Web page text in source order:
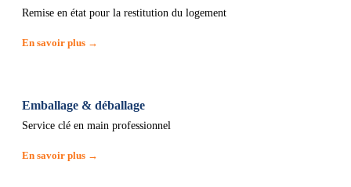
Remise en état pour la restitution du logement
En savoir plus →
Emballage & déballage
Service clé en main professionnel
En savoir plus →